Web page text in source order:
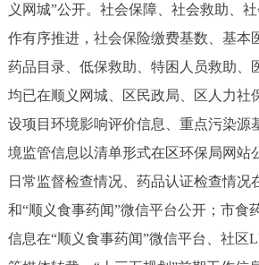
义网城”公开。社会保障、社会救助、
作有序推进，社会保险缴费基数、基本
药品目录、低保救助、特困人员救助、
均已在顺义网城、区民政局、区人力社
设项目环境影响评价信息、重点污染源
境监管信息以清单形式在区环保局网站
日常监督检查情况、药品认证检查情况
和“顺义食事药闻”微信平台公开；市食
信息在“顺义食事药闻”微信平台、社区